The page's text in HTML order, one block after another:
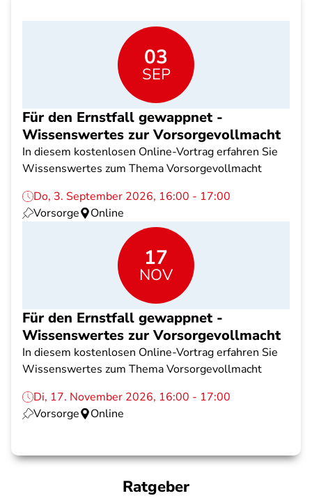
03
SEP
Für den Ernstfall gewappnet -
Wissenswertes zur Vorsorgevollmacht
In diesem kostenlosen Online-Vortrag erfahren Sie
Wissenswertes zum Thema Vorsorgevollmacht
Do, 3. September 2026, 16:00 - 17:00
Vorsorge
Online
17
NOV
Für den Ernstfall gewappnet -
Wissenswertes zur Vorsorgevollmacht
In diesem kostenlosen Online-Vortrag erfahren Sie
Wissenswertes zum Thema Vorsorgevollmacht
Di, 17. November 2026, 16:00 - 17:00
Vorsorge
Online
Ratgeber